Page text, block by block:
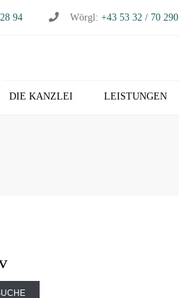
94 Wörgl: +43 53 32 / 70 290
DIE KANZLEI LEISTUNGEN